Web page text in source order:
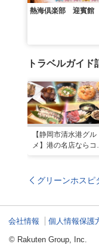
熱海倶楽部 迎賓館
トラベルガイド
【静岡市清水港グル
メ】港の名店ならコ
り”港周辺の店5選
グリーンホスピ
会社情報 個人情報保護
© Rakuten Group, Inc.